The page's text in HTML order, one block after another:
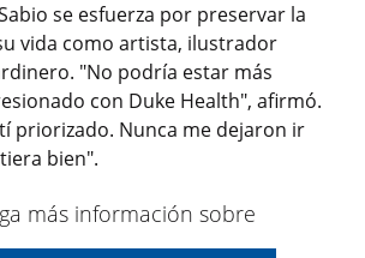
se esfuerza por preservar la
vida como artista, ilustrador
"No podría estar más
con Duke Health", afirmó.
priorizado. Nunca me dejaron ir
bien".
más información sobre